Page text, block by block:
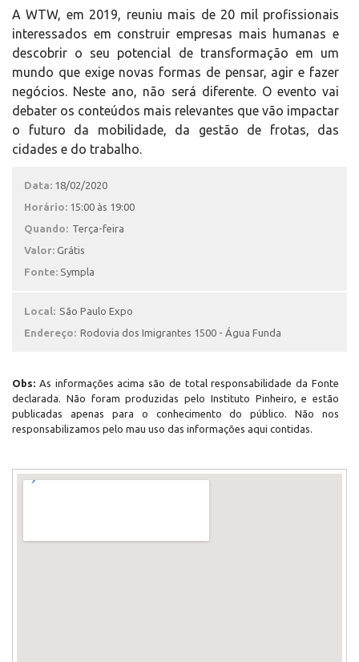
A WTW, em 2019, reuniu mais de 20 mil profissionais
interessados em construir empresas mais humanas e
descobrir o seu potencial de transformação em um
mundo que exige novas formas de pensar, agir e fazer
negócios. Neste ano, não será diferente. O evento vai
debater os conteúdos mais relevantes que vão impactar
o futuro da mobilidade, da gestão de frotas, das
cidades e do trabalho.
Data: 18/02/2020
Horário: 15:00 às 19:00
Quando: Terça-feira
Valor: Grátis
Fonte: Sympla
Local: São Paulo Expo
Endereço: Rodovia dos Imigrantes 1500 - Água Funda
Obs: As informações acima são de total responsabilidade da Fonte
declarada. Não foram produzidas pelo Instituto Pinheiro, e estão
publicadas apenas para o conhecimento do público. Não nos
responsabilizamos pelo mau uso das informações aqui contidas.